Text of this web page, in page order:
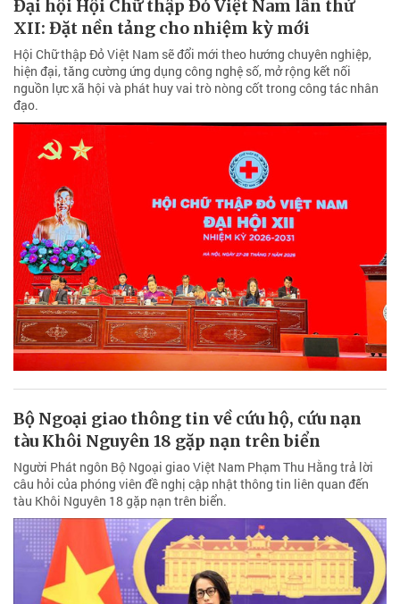
Đại hội Hội Chữ thập Đỏ Việt Nam lần thứ
XII: Đặt nền tảng cho nhiệm kỳ mới
Hội Chữ thập Đỏ Việt Nam sẽ đổi mới theo hướng chuyên nghiệp,
hiện đại, tăng cường ứng dụng công nghệ số, mở rộng kết nối
nguồn lực xã hội và phát huy vai trò nòng cốt trong công tác nhân
đạo.
Bộ Ngoại giao thông tin về cứu hộ, cứu nạn
tàu Khôi Nguyên 18 gặp nạn trên biển
Người Phát ngôn Bộ Ngoại giao Việt Nam Phạm Thu Hằng trả lời
câu hỏi của phóng viên đề nghị cập nhật thông tin liên quan đến
tàu Khôi Nguyên 18 gặp nạn trên biển.